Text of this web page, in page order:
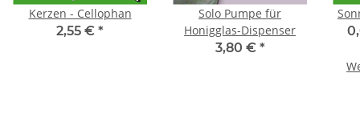
Kerzen - Cellophan
2,55 € *
Solo Pumpe für
Honigglas-Dispenser
3,80 € *